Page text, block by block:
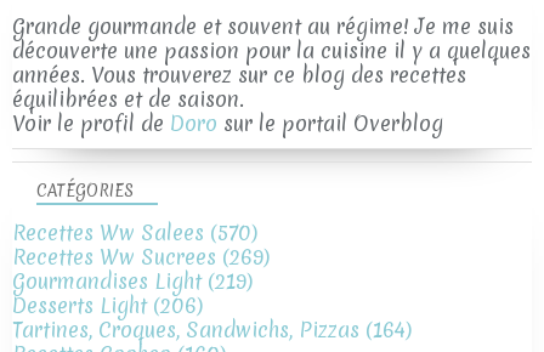
Grande gourmande et souvent au régime! Je me suis
découverte une passion pour la cuisine il y a quelques
années. Vous trouverez sur ce blog des recettes
équilibrées et de saison.
Voir le profil de Doro sur le portail Overblog
CATÉGORIES
Recettes Ww Salees (570)
Recettes Ww Sucrees (269)
Gourmandises Light(219)
Desserts Light(206)
Tartines, Croques, Sandwichs, Pizzas (164)